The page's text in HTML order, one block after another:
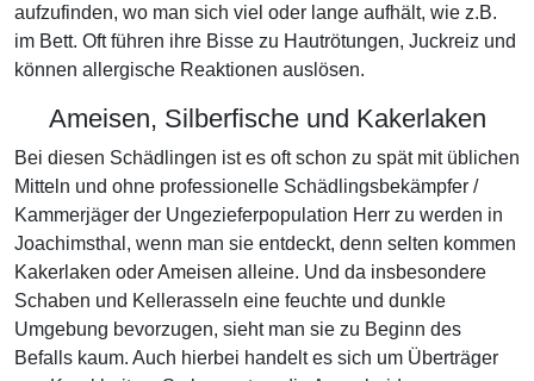
aufzufinden, wo man sich viel oder lange aufhält, wie z.B.
im Bett. Oft führen ihre Bisse zu Hautrötungen, Juckreiz und
können allergische Reaktionen auslösen.
Ameisen, Silberfische und Kakerlaken
Bei diesen Schädlingen ist es oft schon zu spät mit üblichen
Mitteln und ohne professionelle Schädlingsbekämpfer /
Kammerjäger der Ungezieferpopulation Herr zu werden in
Joachimsthal, wenn man sie entdeckt, denn selten kommen
Kakerlaken oder Ameisen alleine. Und da insbesondere
Schaben und Kellerasseln eine feuchte und dunkle
Umgebung bevorzugen, sieht man sie zu Beginn des
Befalls kaum. Auch hierbei handelt es sich um Überträger